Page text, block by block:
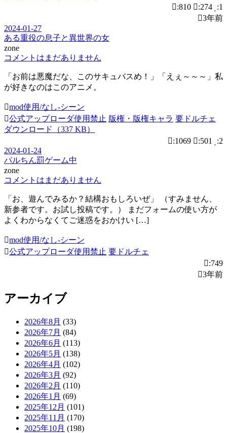
:810
:274 :1
3年前
2024-01-27
ある重役の息子と異世界の女
zone
コメントはまだありません
「お前は悪魔だな、このサキュバスめ！」「えぇ～～～」私
が好きなのはこのアニメ。
mod使用/なし-シーン
公式アップローダ使用禁止 版権・版権キャラ 要ドルチェ
ダウンロード（337 KB）
:1069
:501
:2
2024-01-24
パルちん罰ゲーム中
zone
コメントはまだありません
「お、遊んでみるか？結構おもしろいぜ」 （すみません、
新参者です。お試し投稿です。） まだフォームの使い方が
よくわからなくてご迷惑をおかけい […]
mod使用/なし-シーン
公式アップローダ使用禁止 要ドルチェ
:749
3年前
アーカイブ
2026年8月 (33)
2026年7月 (84)
2026年6月 (113)
2026年5月 (138)
2026年4月 (102)
2026年3月 (92)
2026年2月 (110)
2026年1月 (69)
2025年12月 (101)
2025年11月 (170)
2025年10月 (198)